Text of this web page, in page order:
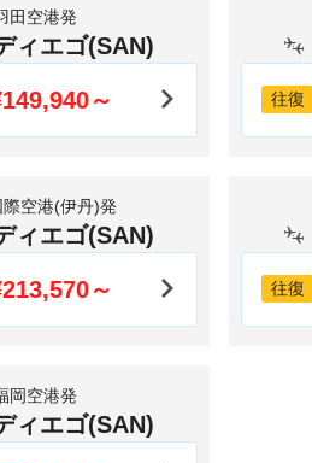
田空港発
ィエゴ(SAN)
～ 往復
際空港(伊丹)発
ィエゴ(SAN)
～ 往復
岡空港発
ィエゴ(SAN)